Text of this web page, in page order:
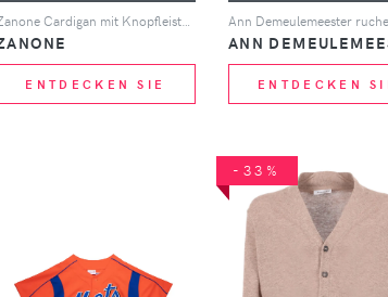
ENTDECKEN SIE ENTDECKEN
-33%